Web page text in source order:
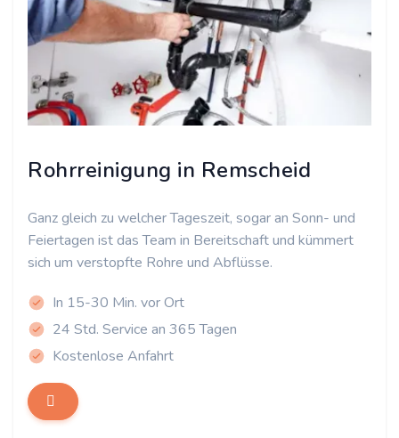
Rohrreinigung in Remscheid
Ganz gleich zu welcher Tageszeit, sogar an Sonn- und
Feiertagen ist das Team in Bereitschaft und kümmert
sich um verstopfte Rohre und Abflüsse.
In 15-30 Min. vor Ort
24 Std. Service an 365 Tagen
Kostenlose Anfahrt